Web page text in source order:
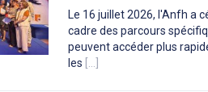
Le 16 juillet 2026, l'Anfh a
cadre des parcours
peuvent accéder plus
les [...]